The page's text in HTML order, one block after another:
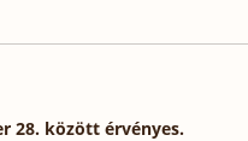
28. között érvényes.